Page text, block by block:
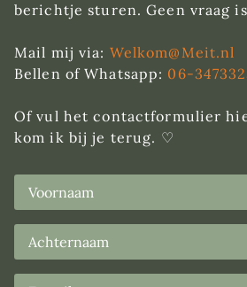
berichtje sturen. Geen vraag
Mail mij via: Welkom@Meit.nl
Bellen of Whatsapp: 06-
Of vul het contactformulier
kom ik bij je terug. ♡